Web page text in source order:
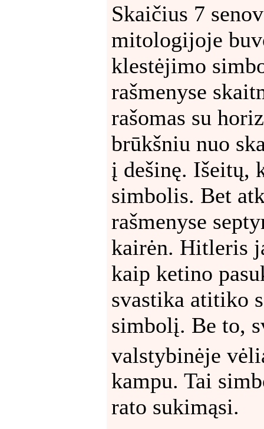
Skaičius 7
mitologijoje
klestėjimo
rašmenyse
rašomas su
brūkšniu nuo
į dešinę. Išeitų,
simbolis. Bet
rašmenyse
kairėn. Hitleris
kaip ketino
svastika atitiko
simbolį. Be to,
valstybinėje
kampu. Tai
rato sukimąsi.